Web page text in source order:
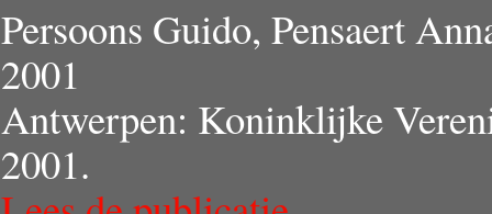
Persoons Guido, Pensaert
2001
Antwerpen: Koninklijke
2001.